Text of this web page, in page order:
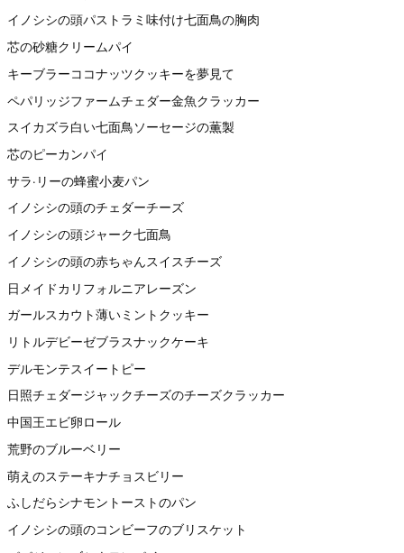
イノシシの頭パストラミ味付け七面鳥の胸肉
芯の砂糖クリームパイ
キーブラーココナッツクッキーを夢見て
ペパリッジファームチェダー金魚クラッカー
スイカズラ白い七面鳥ソーセージの薫製
芯のピーカンパイ
サラ·リーの蜂蜜小麦パン
イノシシの頭のチェダーチーズ
イノシシの頭ジャーク七面鳥
イノシシの頭の赤ちゃんスイスチーズ
日メイドカリフォルニアレーズン
ガールスカウト薄いミントクッキー
リトルデビーゼブラスナックケーキ
デルモンテスイートピー
日照チェダージャックチーズのチーズクラッカー
中国王エビ卵ロール
荒野のブルーベリー
萌えのステーキナチョスビリー
ふしだらシナモントーストのパン
イノシシの頭のコンビーフのブリスケット